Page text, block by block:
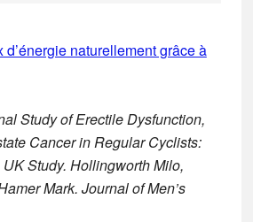
d’énergie naturellement grâce à
Study of Erectile Dysfunction,
Cancer in Regular Cyclists:
Study. Hollingworth Milo,
Mark. Journal of Men’s